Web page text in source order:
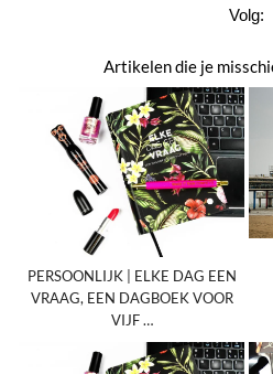
Volg:
Artikelen die je
PERSOONLIJK | ELKE DAG EEN
VRAAG, EEN DAGBOEK VOOR
VIJF …